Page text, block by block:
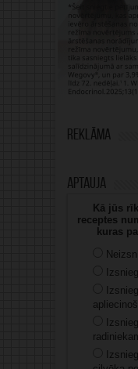
Reklāma
Aptauja
Kā jūs
receptes
kuras